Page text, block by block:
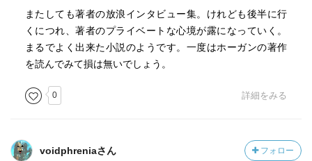
またしても著者の放浪インタビュー集。けれども後半に行
くにつれ、著者のプライベートな心境が露になっていく。
まるでよく出来た小説のようです。一度はホーガンの著作
を読んでみて損は無いでしょう。
0 詳細をみる
voidphreniaさん フォロー